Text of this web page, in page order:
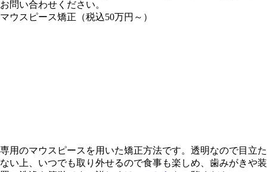
お問い合わせください。
マウスピース矯正（税込50万円～ ）
専用のマウスピース を用いた矯正方法です。 透明なので目立た
ない上、いつでも取り外せるので食事も楽しめ、 歯みがきや装